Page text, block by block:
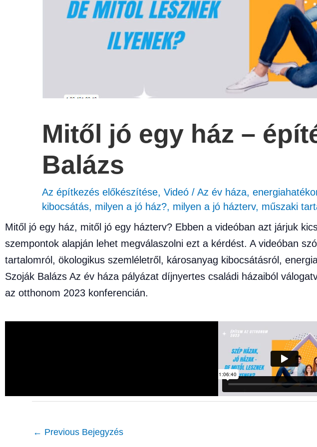
Mitől jó egy ház –
Balázs
Az építkezés előkészítése, Videó / Az év háza,
kibocsátás, milyen a jó ház?, milyen a jó házterv, műszaki
Mitől jó egy ház, mitől jó egy házterv? Ebben a videóban azt járjuk
szempontok alapján lehet megválaszolni ezt a kérdést. A videóban
tartalomról, ökologikus szemléletről, károsanyag kibocsátásról,
Szoják Balázs Az év háza pályázat díjnyertes családi házaiból
az otthonom 2023 konferencián.
← Previous Bejegyzés